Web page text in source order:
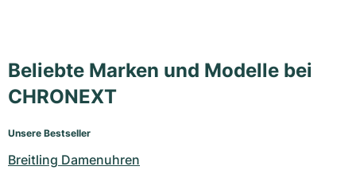
Beliebte Marken und Modelle bei
CHRONEXT
Unsere Bestseller
Breitling Damenuhren